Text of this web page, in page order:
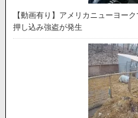
【動画有り】アメリカニューヨー
押し込み強盗が発生